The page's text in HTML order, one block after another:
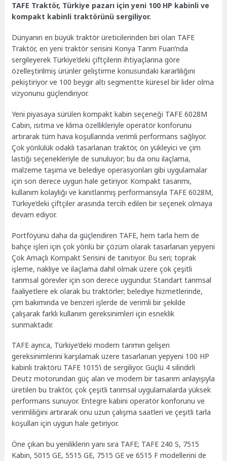
TAFE Traktör, Türkiye pazarı için yeni 100 HP kabinli ve
kompakt kabinli traktörünü sergiliyor.
Dünyanın en büyük traktör üreticilerinden biri olan TAFE
Traktör, en yeni traktör serisini Konya Tarım Fuarı’nda
sergileyerek Türkiye’deki çiftçilerin ihtiyaçlarına göre
özelleştirilmiş ürünler geliştirme konusundaki kararlılığını
pekiştiriyor ve 100 beygir altı segmentte küresel bir lider olma
vizyonunu güçlendiriyor.
Yeni piyasaya sürülen kompakt kabin seçeneği TAFE 6028M
Cabin, ısıtma ve klima özellikleriyle operatör konforunu
artırarak tüm hava koşullarında verimli performans sağlıyor.
Çok yönlülük odaklı tasarlanan traktör, ön yükleyici ve çim
lastiği seçenekleriyle de sunuluyor; bu da onu ilaçlama,
malzeme taşıma ve belediye operasyonları gibi uygulamalar
için son derece uygun hale getiriyor. Kompakt tasarımı,
kullanım kolaylığı ve kanıtlanmış performansıyla TAFE 6028M,
Türkiye’deki çiftçiler arasında tercih edilen bir seçenek olmaya
devam ediyor.
Portföyünü daha da güçlendiren TAFE, hem tarla hem de
bahçe işleri için çok yönlü bir çözüm olarak tasarlanan yepyeni
Çok Amaçlı Kompakt Serisini de tanıtıyor. Bu seri; toprak
işleme, nakliye ve ilaçlama dahil olmak üzere çok çeşitli
tarımsal görevler için son derece uygundur. Standart tarımsal
faaliyetlere ek olarak bu traktörler; belediye hizmetlerinde,
çim bakımında ve benzeri işlerde de verimli bir şekilde
çalışarak farklı kullanım gereksinimleri için esneklik
sunmaktadır.
TAFE ayrıca, Türkiye’deki modern tarımın gelişen
gereksinimlerini karşılamak üzere tasarlanan yepyeni 100 HP
kabinli traktörü TAFE 1015’i de sergiliyor. Güçlü 4 silindirli
Deutz motorundan güç alan ve modern bir tasarım anlayışıyla
üretilen bu traktör, çok çeşitli tarımsal uygulamalarda yüksek
performans sunuyor. Entegre kabini operatör konforunu ve
verimliliğini artırarak onu uzun çalışma saatleri ve çeşitli tarla
koşulları için uygun hale getiriyor.
Öne çıkan bu yeniliklerin yanı sıra TAFE; TAFE 240 S, 7515
Kabin, 5015 GE, 5515 GE, 7515 GE ve 6515 F modellerini de